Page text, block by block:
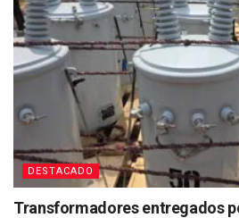
DESTACADO
Transformadores entregados